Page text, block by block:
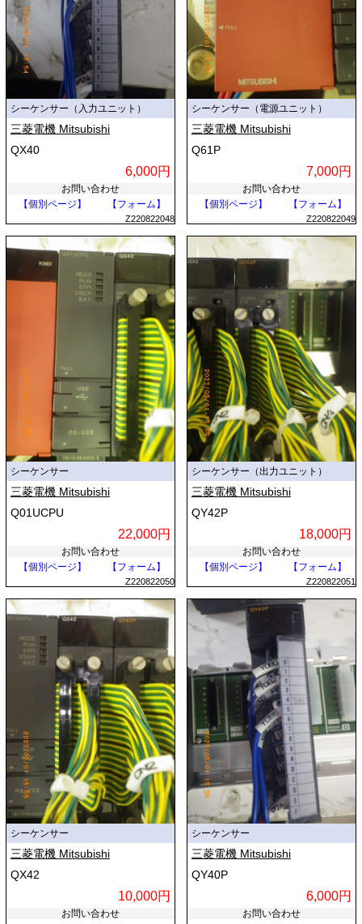
シーケンサー（入力ユニット）
三菱電機 Mitsubishi
QX40
6,000円
お問い合わせ
【個別ページ】
【フォーム】
Z220822048
シーケンサー（電源ユニット）
三菱電機 Mitsubishi
Q61P
7,000円
お問い合わせ
【個別ページ】
【フォーム】
Z220822049
シーケンサー
三菱電機 Mitsubishi
Q01UCPU
22,000円
お問い合わせ
【個別ページ】
【フォーム】
Z220822050
シーケンサー（出力ユニット）
三菱電機 Mitsubishi
QY42P
18,000円
お問い合わせ
【個別ページ】
【フォーム】
Z220822051
シーケンサー
三菱電機 Mitsubishi
QX42
10,000円
お問い合わせ
シーケンサー
三菱電機 Mitsubishi
QY40P
6,000円
お問い合わせ